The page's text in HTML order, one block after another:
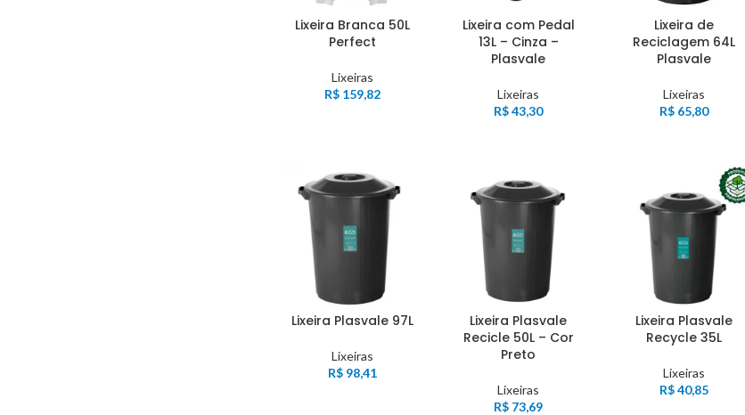
Lixeira Branca 50L
Perfect
Lixeiras
R$ 159,82
Lixeira com Pedal
13L – Cinza –
Plasvale
Lixeiras
R$43,30
Lixeira de
Reciclagem 64L
Plasvale
Lixeiras
R$65,80
Lixeira Plasvale 97L
Lixeiras
R$ 98,41
Lixeira Plasvale
Recicle 50L – Cor
Preto
Lixeiras
R$ 73,69
Lixeira Plasvale
Recycle 35L
Lixeiras
R$40,85